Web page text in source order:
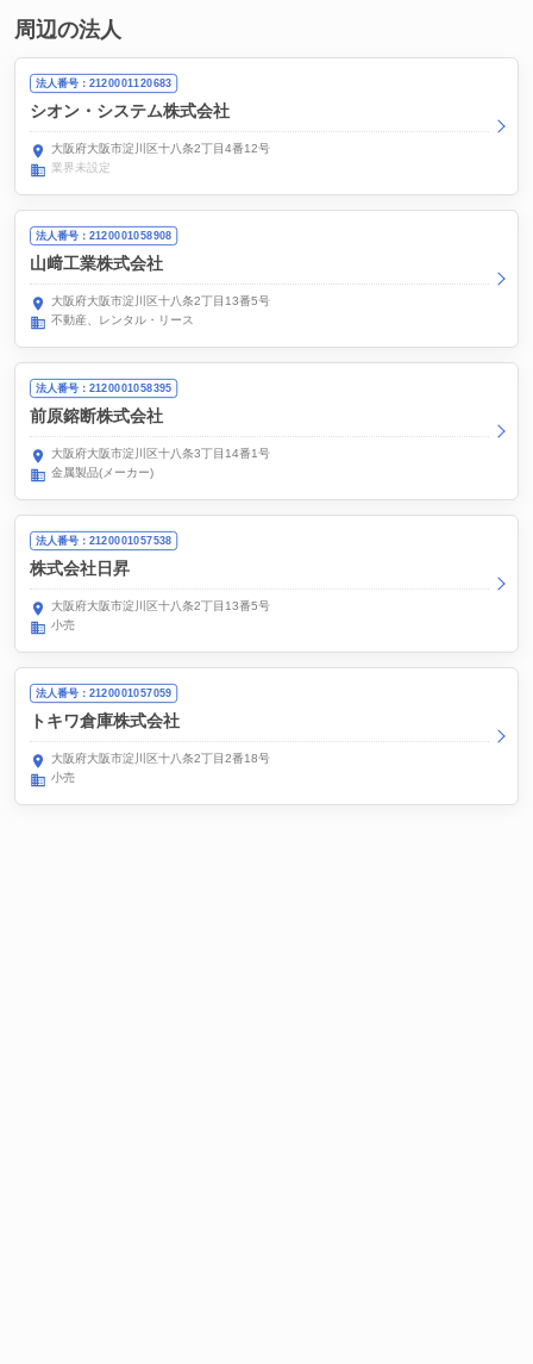
周辺の法人
法人番号：2120001120683
シオン・システム株式会社
大阪府大阪市淀川区十八条2丁目4番12号
業界未設定
法人番号：2120001058908
山﨑工業株式会社
大阪府大阪市淀川区十八条2丁目13番5号
不動産、レンタル・リース
法人番号：2120001058395
前原鎔断株式会社
大阪府大阪市淀川区十八条3丁目14番1号
金属製品(メーカー)
法人番号：2120001057538
株式会社日昇
大阪府大阪市淀川区十八条2丁目13番5号
小売
法人番号：2120001057059
トキワ倉庫株式会社
大阪府大阪市淀川区十八条2丁目2番18号
小売